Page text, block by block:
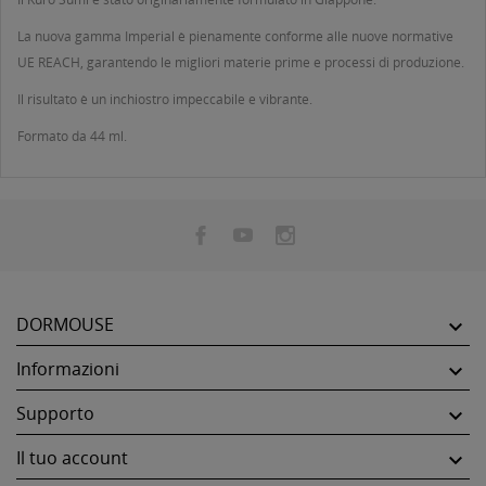
La nuova gamma Imperial è pienamente conforme alle nuove normative
UE REACH, garantendo le migliori materie prime e processi di produzione.
Il risultato è un inchiostro impeccabile e vibrante.
Formato da 44 ml.
DORMOUSE 
Informazioni 
Supporto 
Il tuo account 